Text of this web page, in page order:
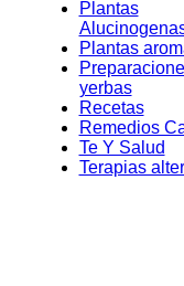
Plantas
Plantas
yerbas
Recetas
Remedios
Te Y Salud
Terapias